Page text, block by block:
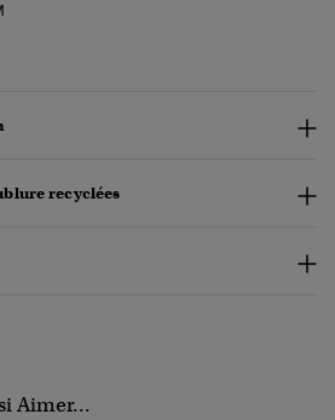
recyclées
Aimer...